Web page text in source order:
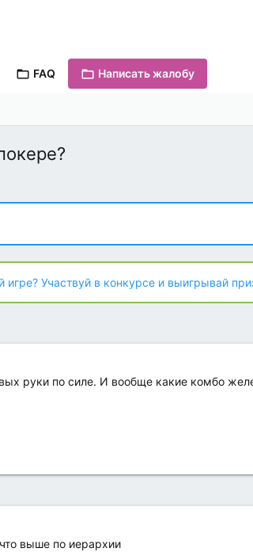
FAQ Написать жалобу
Участвуй в конкурсе и выигрывай
руки по силе. И вообще какие комбо
выше по иерархии